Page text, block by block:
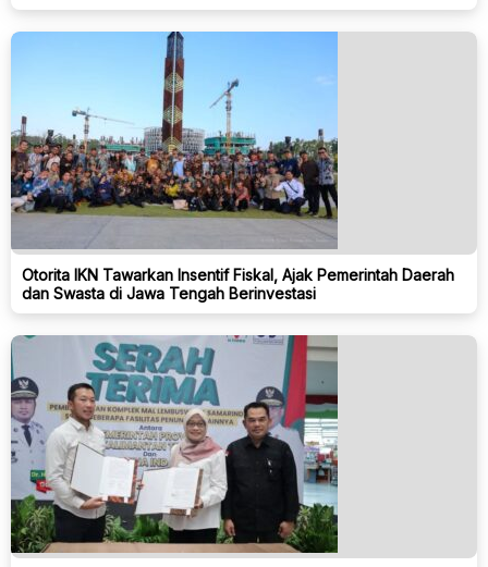
Otorita IKN Tawarkan Insentif Fiskal, Ajak Pemerintah Daerah
dan Swasta di Jawa Tengah Berinvestasi